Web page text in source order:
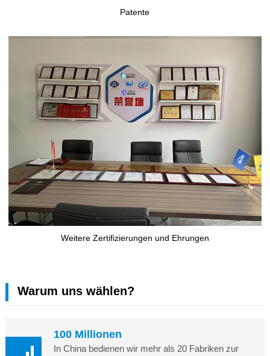
Patente
Weitere Zertifizierungen und Ehrungen
Warum uns wählen?
100 Millionen
In China bedienen wir mehr als 20 Fabriken zur